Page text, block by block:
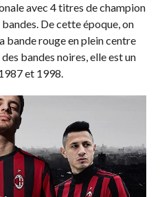
avec 4 titres de champion
De cette époque, on
bande rouge en plein centre
bandes noires, elle est un
et 1998.